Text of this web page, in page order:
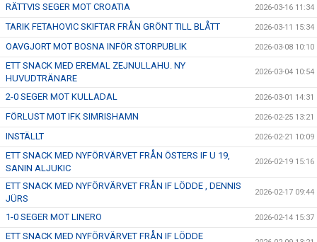
RÄTTVIS SEGER MOT CROATIA 2026-03-16 11:34
TARIK FETAHOVIC SKIFTAR FRÅN GRÖNT TILL BLÅTT 2026-03-11 15:34
OAVGJORT MOT BOSNA INFÖR STORPUBLIK 2026-03-08 10:10
ETT SNACK MED EREMAL ZEJNULLAHU. NY
HUVUDTRÄNARE
2026-03-04 10:54
2-0 SEGER MOT KULLADAL 2026-03-01 14:31
FÖRLUST MOT IFK SIMRISHAMN 2026-02-25 13:21
INSTÄLLT 2026-02-21 10:09
ETT SNACK MED NYFÖRVÄRVET FRÅN ÖSTERS IF U 19,
SANIN ALJUKIC
2026-02-19 15:16
ETT SNACK MED NYFÖRVÄRVET FRÅN IF LÖDDE , DENNIS
JÜRS
2026-02-17 09:44
1-0 SEGER MOT LINERO 2026-02-14 15:37
ETT SNACK MED NYFÖRVÄRVET FRÅN IF LÖDDE